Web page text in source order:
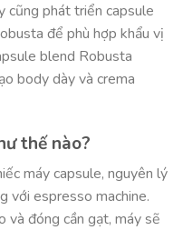
cũng phát triển capsule
để phù hợp khẩu vị
blend Robusta
body dày và crema
thế nào?
máy capsule, nguyên lý
với espresso machine.
và đóng cần gạt, máy sẽ